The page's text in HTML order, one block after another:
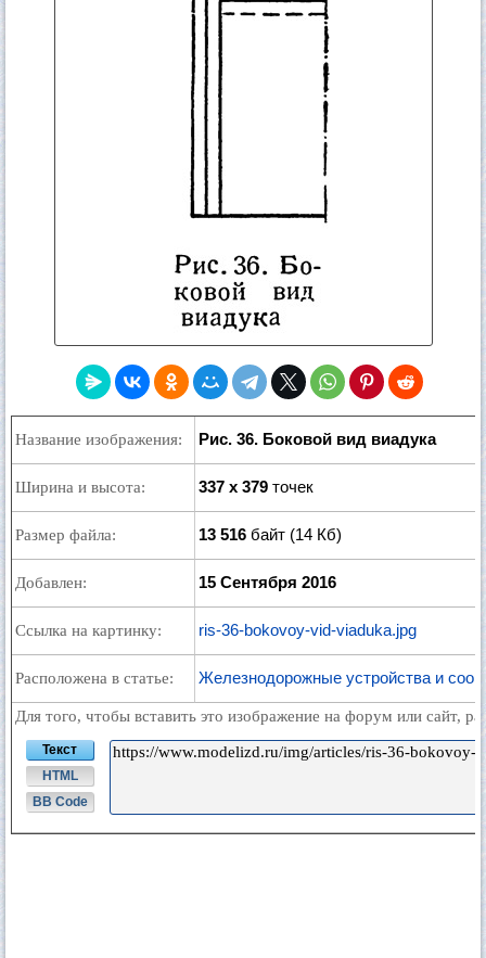
Название изображения: Рис. 36. Боковой вид виадука
Ширина и высота: 337 x 379 точек
Размер файла: 13 516 байт (14 Кб)
Добавлен: 15 Сентября 2016
Ссылка на картинку: ris-36-bokovoy-vid-viaduka.jpg
Расположена в статье: Железнодорожные устройства и
Для того, чтобы вставить это изображение на форум или сайт,
Текст
HTML
BB Code